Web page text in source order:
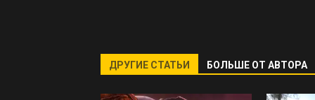
ДРУГИЕ СТАТЬИ БОЛЬШЕ ОТ АВТОРА